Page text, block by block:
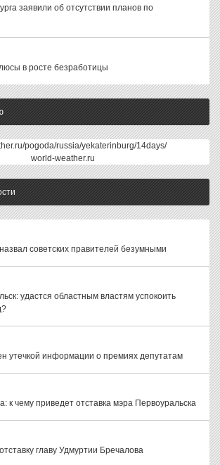
заявили об отсутствии планов по
в росте безработицы
pogoda/russia/yekaterinburg/14days/
world-weather.ru
советских правителей безумными
удастся областным властям успокоить
утечкой информации о премиях депутатам
к чему приведет отставка мэра Первоуральска
главу Удмуртии Бречалова